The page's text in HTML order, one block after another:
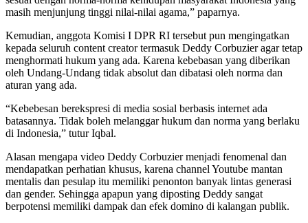
masih menjunjung tinggi nilai-nilai agama,” paparnya.
Kemudian, anggota Komisi I DPR RI tersebut pun mengingatkan
kepada seluruh content creator termasuk Deddy Corbuzier agar tetap
menghormati hukum yang ada. Karena kebebasan yang diberikan
oleh Undang-Undang tidak absolut dan dibatasi oleh norma dan
aturan yang ada.
“Kebebesan berekspresi di media sosial berbasis internet ada
batasannya. Tidak boleh melanggar hukum dan norma yang berlaku
di Indonesia,” tutur Iqbal.
Alasan mengapa video Deddy Corbuzier menjadi fenomenal dan
mendapatkan perhatian khusus, karena channel Youtube mantan
mentalis dan pesulap itu memiliki penonton banyak lintas generasi
dan gender. Sehingga apapun yang diposting Deddy sangat
berpotensi memiliki dampak dan efek domino di kalangan publik.